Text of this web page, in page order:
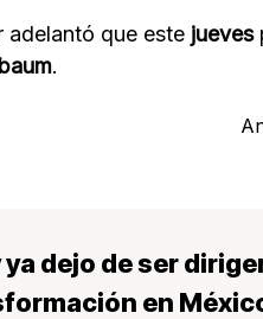
adelantó que este jueves
.
ya dejo de ser
en